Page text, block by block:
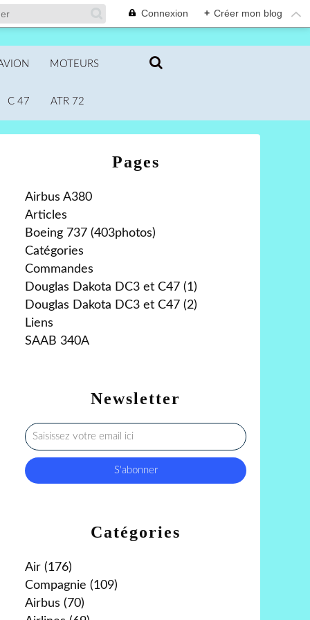
Connexion + Créer mon blog
MOTEURS
C 47 ATR 72
Newsletter
Catégories
Air (176)
Compagnie (109)
Airbus (70)
Pages
Airbus A380
Articles
Boeing 737 (403photos)
Catégories
Commandes
Douglas Dakota DC3 et C47 (1)
Douglas Dakota DC3 et C47 (2)
Liens
SAAB 340A